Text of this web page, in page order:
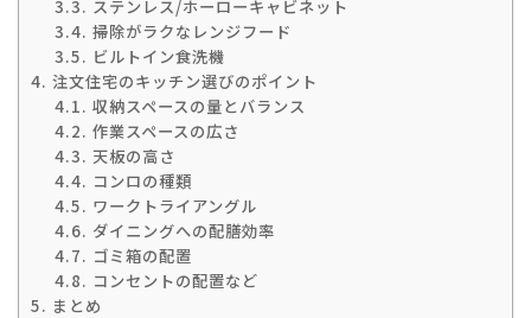
3.3. ステンレス/ホーローキャビネット
3.4. 掃除がラクなレンジフード
3.5. ビルトイン食洗機
4. 注文住宅のキッチン選びのポイント
4.1. 収納スペースの量とバランス
4.2. 作業スペースの広さ
4.3. 天板の高さ
4.4. コンロの種類
4.5. ワークトライアングル
4.6. ダイニングへの配膳効率
4.7. ゴミ箱の配置
4.8. コンセントの配置など
5. まとめ